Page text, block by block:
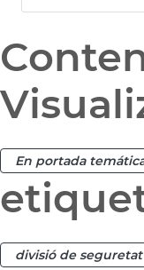
En portada
divisió de seguretat